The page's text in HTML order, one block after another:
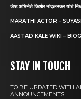
जेष्ठ अभिनेते किशोर नांदलस्कर
MARATHI ACTOR –
AASTAD KALE WIKI –
STAY IN TOUCH
TO BE UPDATED WITH
ANNOUNCEMENTS.